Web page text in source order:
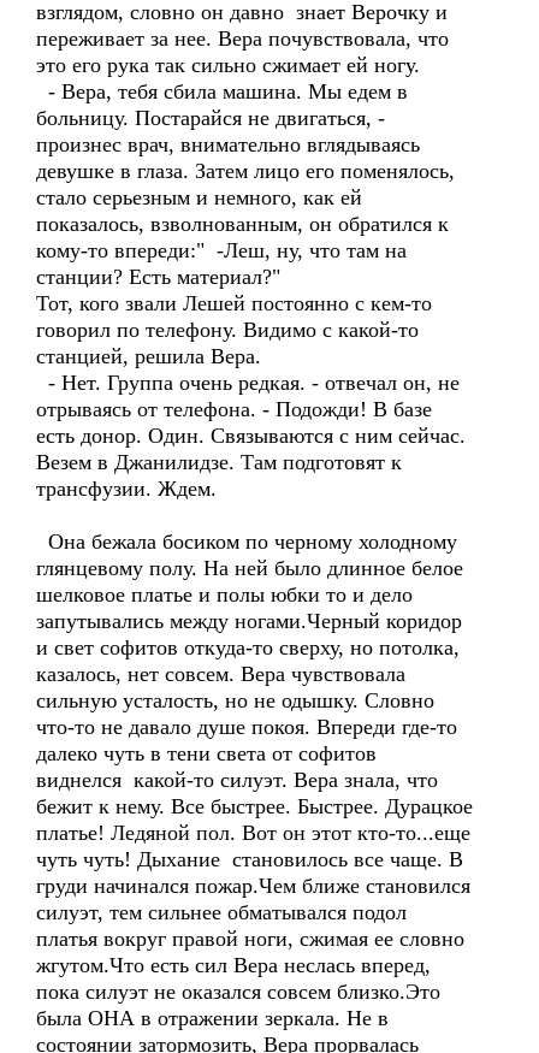
взглядом, словно он давно знает Верочку и
переживает за нее. Вера почувствовала, что
это его рука так сильно сжимает ей ногу.
- Вера, тебя сбила машина. Мы едем в
больницу. Постарайся не двигаться, -
произнес врач, внимательно вглядываясь
девушке в глаза. Затем лицо его поменялось,
стало серьезным и немного, как ей
показалось, взволнованным, он обратился к
кому-то впереди:" -Леш, ну, что там на
станции? Есть материал?"
Тот, кого звали Лешей постоянно с кем-то
говорил по телефону. Видимо с какой-то
станцией, решила Вера.
- Нет. Группа очень редкая. - отвечал он, не
отрываясь от телефона. - Подожди! В базе
есть донор. Один. Связываются с ним сейчас.
Везем в Джанилидзе. Там подготовят к
трансфузии. Ждем.
Она бежала босиком по черному холодному
глянцевому полу. На ней было длинное белое
шелковое платье и полы юбки то и дело
запутывались между ногами.Черный коридор
и свет софитов откуда-то сверху, но потолка,
казалось, нет совсем. Вера чувствовала
сильную усталость, но не одышку. Словно
что-то не давало душе покоя. Впереди где-то
далеко чуть в тени света от софитов
виднелся какой-то силуэт. Вера знала, что
бежит к нему. Все быстрее. Быстрее. Дурацкое
платье! Ледяной пол. Вот он этот кто-то...еще
чуть чуть! Дыхание становилось все чаще. В
груди начинался пожар.Чем ближе становился
силуэт, тем сильнее обматывался подол
платья вокруг правой ноги, сжимая ее словно
жгутом.Что есть сил Вера неслась вперед,
пока силуэт не оказался совсем близко.Это
была ОНА в отражении зеркала. Не в
состоянии затормозить, Вера прорвалась